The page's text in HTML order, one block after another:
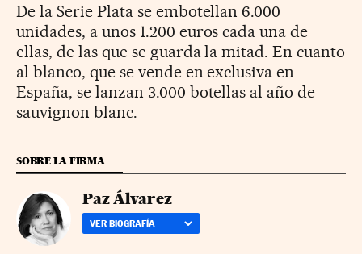
De la Serie Plata se embotellan 6.000
unidades, a unos 1.200 euros cada una de
ellas, de las que se guarda la mitad. En cuanto
al blanco, que se vende en exclusiva en
España, se lanzan 3.000 botellas al año de
sauvignon blanc.
SOBRE LA FIRMA
Paz Álvarez
VER BIOGRAFÍA